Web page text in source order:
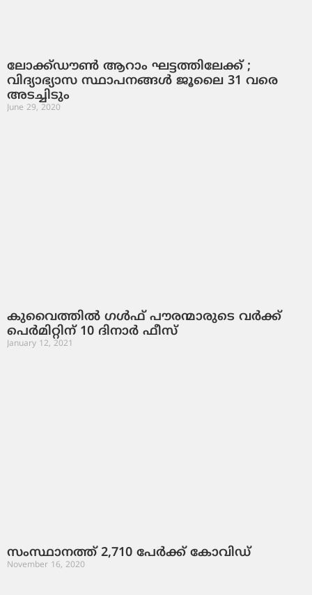
ലോക്ക്ഡൗൺ ആറാം ഘട്ടത്തിലേക്ക് ;
വിദ്യാഭ്യാസ സ്ഥാപനങ്ങൾ ജൂലൈ 31 വരെ
അടച്ചിടും
June 29, 2020
കുവൈത്തില്‍ ഗള്‍ഫ് പൗരന്മാരുടെ വര്‍ക്ക്
പെര്‍മിറ്റിന് 10 ദിനാര്‍ ഫീസ്
January 12, 2021
സംസ്ഥാനത്ത് 2,710 പേര്‍ക്ക് കോവിഡ്
November 16, 2020